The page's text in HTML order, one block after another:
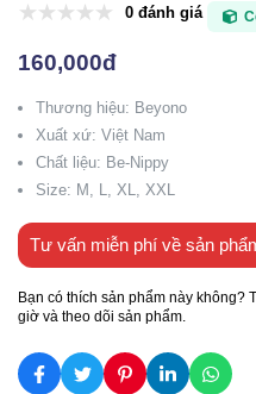
0 đánh giá
160,000đ
Thương hiệu: Beyono
Xuất xứ: Việt Nam
Chất liệu: Be-Nippy
Size: M, L, XL, XXL
Tư vấn miễn phí về sản
Bạn có thích sản phẩm này không?
giờ và theo dõi sản phẩm.